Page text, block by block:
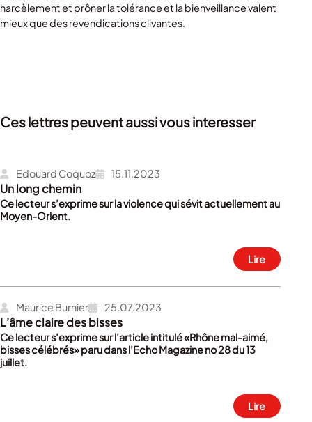
harcèlement et prôner la tolérance et la bienveillance valent
mieux que des revendications clivantes.
Ces lettres peuvent aussi vous interesser
Edouard Coquoz 15.11.2023
Un long chemin
Ce lecteur s’exprime sur la violence qui sévit actuellement au
Moyen-Orient.
Lire
Maurice Burnier 25.07.2023
L’âme claire des bisses
Ce lecteur s’exprime sur l’article intitulé «Rhône mal-aimé,
bisses célébrés» paru dans l’Echo Magazine no 28 du 13
juillet.
Lire